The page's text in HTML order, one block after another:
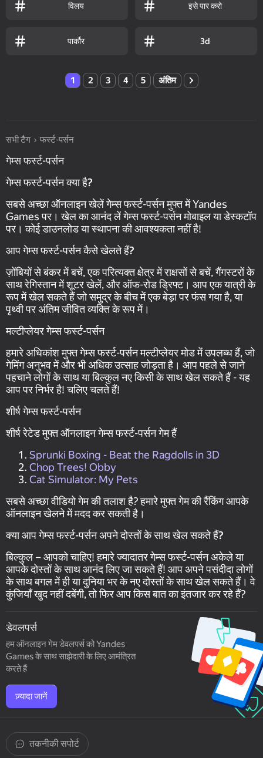
विलय इसे पार करो
पार्कौर 3d
1 2 3 4 5 अंतिम
सभी टैग फर्स्ट-पर्सन
गेम्स फर्स्ट-पर्सन
गेम्स फर्स्ट-पर्सन क्या है?
सबसे अच्छा ऑनलाइन खेलें गेम्स फर्स्ट-पर्सन मुफ्त में Yandes
Games पर। खेल का आनंद लें गेम्स फर्स्ट-पर्सन मोबाइल या डेस्कटॉप
पर। कोई डाउनलोड या स्थापना की आवश्यकता नहीं है!
आप गेम्स फर्स्ट-पर्सन कैसे खेलते हैं?
ज़ोंबियों से बंकर में बचें, एक परित्यक्त क्षेत्र में राक्षसों से बचें, गैंगस्टरों के
साथ रेगिस्तान में शूटर खेलें, और ऑफ-रोड ड्रिफ्ट। आप एक यात्री के
रूप में खेल सकते हैं जो समुद्र के बीच में एक बेड़ा पर फंस गया है, या
पृथ्वी पर अंतिम जीवित व्यक्ति के रूप में।
मल्टीप्लेयर गेम्स फर्स्ट-पर्सन
हमारे अधिकांश मुफ्त गेम्स फर्स्ट-पर्सन मल्टीप्लेयर मोड में उपलब्ध हैं, जो
गेमिंग अनुभव में और भी अधिक उत्साह जोड़ता है। आप पहले से जाने
पहचाने लोगों के साथ या बिल्कुल नए किसी के साथ खेल सकते हैं - यह
आप पर निर्भर है! चलिए चलते हैं!
शीर्ष गेम्स फर्स्ट-पर्सन
शीर्ष रेटेड मुफ्त ऑनलाइन गेम्स फर्स्ट-पर्सन गेम हैं
Sprunki Boxing - Beat the Ragdolls in 3D
Chop Trees! Obby
Cat Simulator: My Pets
सबसे अच्छा वीडियो गेम की तलाश है? हमारे मुफ्त गेम की रैंकिंग आपके
ऑनलाइन खेलने में मदद कर सकती है।
क्या आप गेम्स फर्स्ट-पर्सन अपने दोस्तों के साथ खेल सकते हैं?
बिल्कुल – आपको चाहिए! हमारे ज्यादातर गेम्स फर्स्ट-पर्सन अकेले या
आपके दोस्तों के साथ आनंद लिए जा सकते हैं! आप अपने पसंदीदा लोगों
के साथ बगल में ही या दुनिया भर के नए दोस्तों के साथ खेल सकते हैं। वे
कुंजियाँ खुद नहीं दबेंगी, तो फिर आप किस बात का इंतजार कर रहे हैं?
डेवलपर्स
हम ऑनलाइन गेम डेवलपर्स को Yandes
Games के साथ साझेदारी के लिए आमंत्रित
करते हैं
ज़्यादा जानें
तकनीकी सपोर्ट